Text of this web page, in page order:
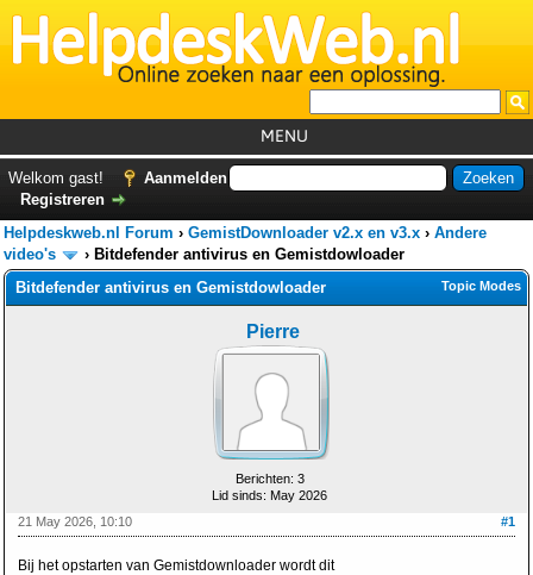
MENU
Foutcodes
Helpdesks
GemistDownloader
Forum
Welkom gast!
Aanmelden
Registreren
Helpdeskweb.nl Forum › GemistDownloader v2.x en v3.x › Andere
video's
› Bitdefender antivirus en Gemistdowloader
Topic Modes
Bitdefender antivirus en Gemistdowloader
Pierre
Berichten: 3
Lid sinds: May 2026
#1
21 May 2026, 10:10
Bij het opstarten van Gemistdownloader wordt dit